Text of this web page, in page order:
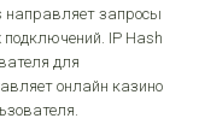
направляет запросы
IP Hash
для
онлайн казино